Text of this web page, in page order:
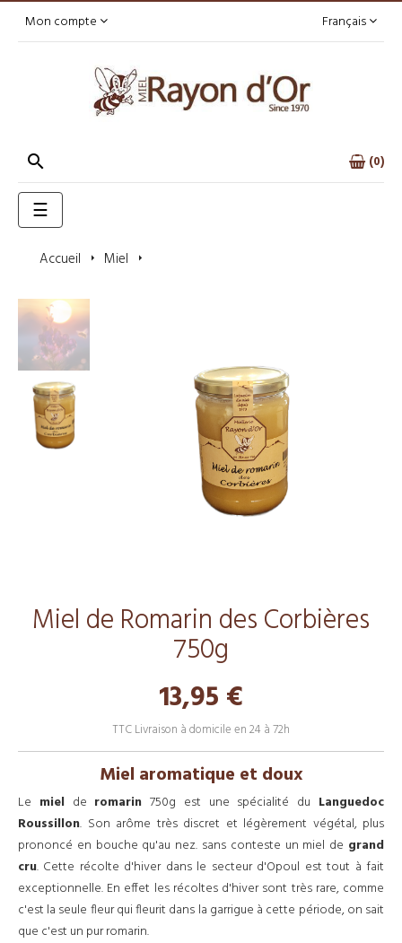
Français
Mon compte
 0
Basculer
la
navigation
☰
Accueil Miel
Miel de Romarin des Corbières
750g
13,95 €
TTCLivraison à domicile en 24 à 72h
Miel aromatique et doux
Le mielde romarin 750g est une spécialité du Languedoc
Roussillon. Son arôme très discret et légèrement végétal, plus
prononcé en bouche qu'au nez. sans conteste un miel de grand
cru. Cette récolte d'hiver dans le secteur d'Opoul est tout à fait
exceptionnelle. En effet les récoltes d'hiver sont très rare, comme
c'est la seule fleur qui fleurit dans la garrigue à cette période, on sait
que c'est un pur romarin.